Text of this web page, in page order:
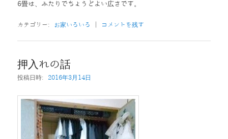
6畳は、ふたりでちょうどよい広さです。
カテゴリー: お家いろいろ コメントを残す
押入れの話
投稿日時: 2016年3月14日